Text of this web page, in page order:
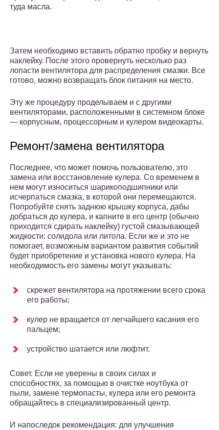
туда масла.
Затем необходимо вставить обратно пробку и вернуть
наклейку. После этого провернуть несколько раз
лопасти вентилятора для распределения смазки. Все
готово, можно возвращать блок питания на место.
Эту же процедуру проделываем и с другими
вентиляторами, расположенными в системном блоке
— корпусным, процессорным и кулером видеокарты.
Ремонт/замена вентилятора
Последнее, что может помочь пользователю, это
замена или восстановление кулера. Со временем в
нем могут износиться шарикоподшипники или
исчерпаться смазка, в которой они перемещаются.
Попробуйте снять заднюю крышку корпуса, дабы
добраться до кулера, и капните в его центр (обычно
приходится сдирать наклейку) густой смазывающей
жидкости: солидола или литола. Если же и это не
помогает, возможным вариантом развития событий
будет приобретение и установка нового кулера. На
необходимость его замены могут указывать:
скрежет вентилятора на протяжении всего срока
его работы;
кулер не вращается от легчайшего касания его
пальцем;
устройство шатается или люфтит.
Совет. Если не уверены в своих силах и
способностях, за помощью в очистке ноутбука от
пыли, замене термопасты, кулера или его ремонта
обращайтесь в специализированный центр.
И напоследок рекомендация: для улучшения